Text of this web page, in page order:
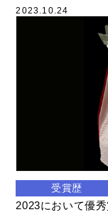
2023.10.24
受賞歴
2023において優